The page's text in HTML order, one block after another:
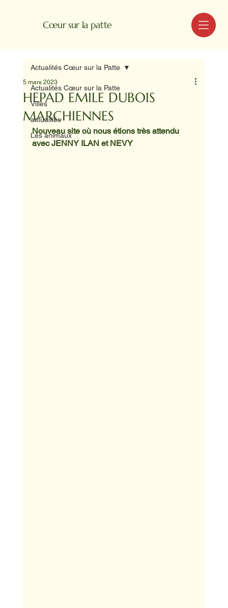
Cœur sur la patte MENU
Actualités Cœur sur la Patte
Villes
actualités
Les animaux
Actualités Cœur sur la Patte
HEPAD EMILE DUBOIS
MARCHIENNES
5 mars 2023
Nouveau site où nous étions très attendu
avec JENNY ILAN et NEVY